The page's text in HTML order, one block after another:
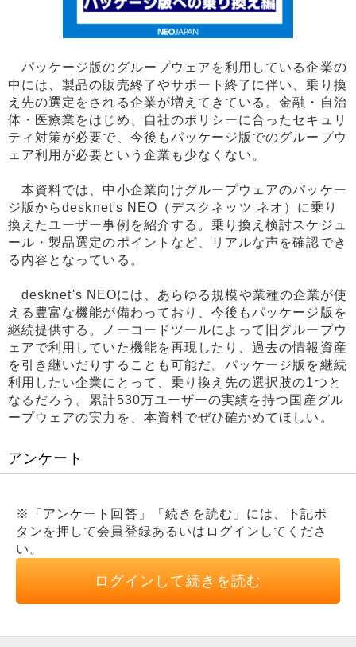
パッケージ版のグループウェアを利用している企業の
中には、製品の販売終了やサポート終了に伴い、乗り換
え先の選定をされる企業が増えてきている。金融・自治
体・医療業をはじめ、自社のポリシーに合ったセキュリ
ティ対策が必要で、今後もパッケージ版でのグループウ
ェア利用が必要という企業も少なくない。
本資料では、中小企業向けグループウェアのパッケー
ジ版からdesknet's NEO（デスクネッツ ネオ）に乗り
換えたユーザー事例を紹介する。乗り換え検討スケジュ
ール・製品選定のポイントなど、リアルな声を確認でき
る内容となっている。
desknet's NEOには、あらゆる規模や業種の企業が使
える豊富な機能が備わっており、今後もパッケージ版を
継続提供する。ノーコードツールによって旧グループウ
ェアで利用していた機能を再現したり、過去の情報資産
を引き継いだりすることも可能だ。パッケージ版を継続
利用したい企業にとって、乗り換え先の選択肢の1つと
なるだろう。累計530万ユーザーの実績を持つ国産グル
ープウェアの実力を、本資料でぜひ確かめてほしい。
アンケート
※「アンケート回答」「続きを読む」には、下記ボ
タンを押して会員登録あるいはログインしてくださ
い。
ログインして続きを読む